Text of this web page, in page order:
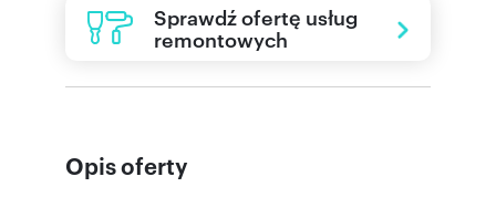
Sprawdź ofertę usług
remontowych
Opis oferty